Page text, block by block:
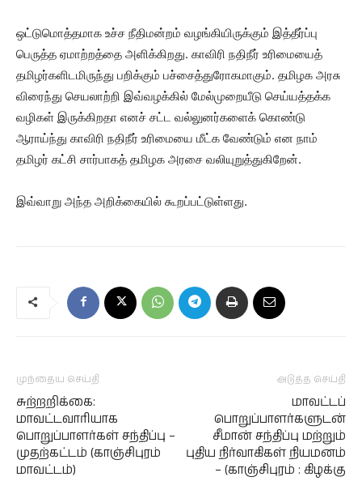
ஒட்டுமொத்தமாக உச்ச நீதிமன்றம் வழங்கியிருக்கும் இத்தீர்ப்பு
பெருத்த ஏமாற்றத்தை அளிக்கிறது. காவிரி நதிநீர் உரிமையைத்
தமிழர்களிடமிருந்து பறிக்கும் பச்சைத்துரோகமாகும். தமிழக அரசு
விரைந்து செயலாற்றி இவ்வழக்கில் மேல்முறையீடு செய்யத்தக்க
வழிகள் இருக்கிறதா எனச் சட்ட வல்லுனர்களைக் கொண்டு
ஆராய்ந்து காவிரி நதிநீர் உரிமையை மீட்க வேண்டும் என நாம்
தமிழர் கட்சி சார்பாகத் தமிழக அரசை வலியுறுத்துகிறேன்.
இவ்வாறு அந்த அறிக்கையில் கூறப்பட்டுள்ளது.
முந்தைய செய்தி
சுற்றறிக்கை:
மாவட்டவாரியாக
பொறுப்பாளர்கள் சந்திப்பு –
முதற்கட்டம் (காஞ்சிபுரம்
மாவட்டம்)
அடுத்த செய்தி
மாவட்டப்
பொறுப்பாளர்களுடன்
சீமான் சந்திப்பு மற்றும்
புதிய நிர்வாகிகள் நியமனம்
– (காஞ்சிபுரம் : கிழக்கு